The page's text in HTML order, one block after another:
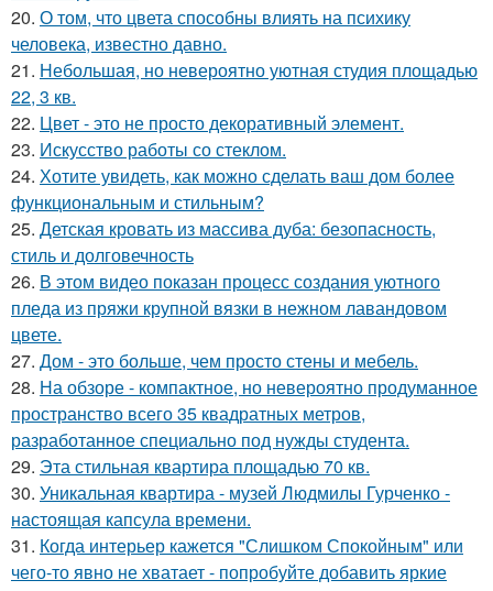
20. О том, что цвета способны влиять на психику
человека, известно давно.
21. Небольшая, но невероятно уютная студия площадью
22, 3 кв.
22. Цвет - это не просто декоративный элемент.
23. Искусство работы со стеклом.
24. Хотите увидеть, как можно сделать ваш дом более
функциональным и стильным?
25. Детская кровать из массива дуба: безопасность,
стиль и долговечность
26. В этом видео показан процесс создания уютного
пледа из пряжи крупной вязки в нежном лавандовом
цвете.
27. Дом - это больше, чем просто стены и мебель.
28. На обзоре - компактное, но невероятно продуманное
пространство всего 35 квадратных метров,
разработанное специально под нужды студента.
29. Эта стильная квартира площадью 70 кв.
30. Уникальная квартира - музей Людмилы Гурченко -
настоящая капсула времени.
31. Когда интерьер кажется "Слишком Спокойным" или
чего-то явно не хватает - попробуйте добавить яркие